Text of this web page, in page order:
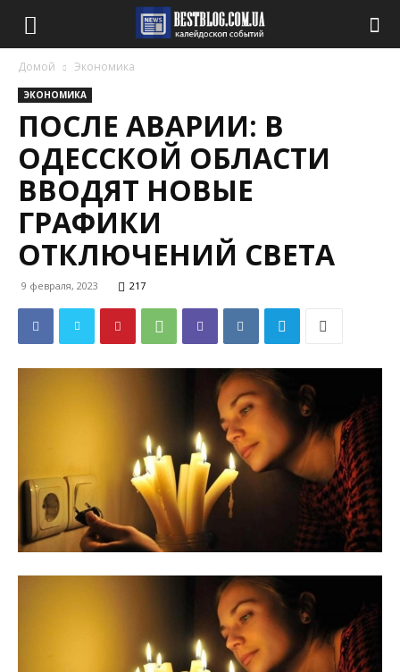
Домой Экономика
ЭКОНОМИКА
ПОСЛЕ АВАРИИ: В
ОДЕССКОЙ ОБЛАСТИ
ВВОДЯТ НОВЫЕ
ГРАФИКИ
ОТКЛЮЧЕНИЙ СВЕТА
9 февраля, 2023 217